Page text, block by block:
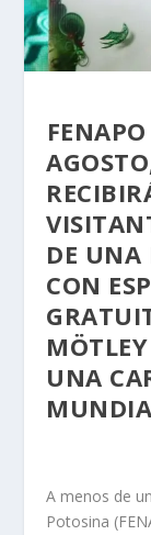
DE UNA
CON
UNA
A menos de
Potosina